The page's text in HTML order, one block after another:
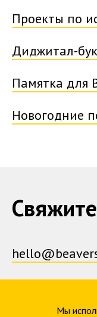
Проекты по
Диджитал-
Памятка для
Новогодние
Мы